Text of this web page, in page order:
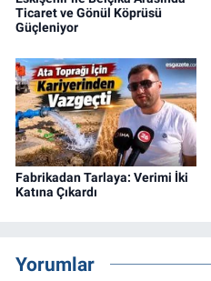
Ticaret ve Gönül Köprüsü
Güçleniyor
Fabrikadan Tarlaya: Verimi İki
Katına Çıkardı
Yorumlar